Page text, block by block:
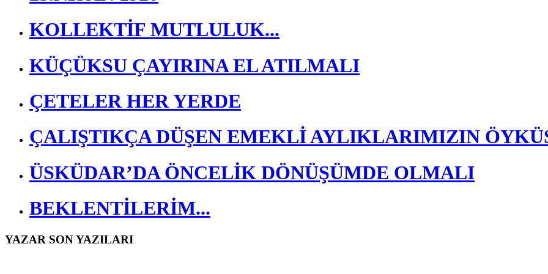
KOLLEKTİF MUTLULUK...
KÜÇÜKSU ÇAYIRINA EL ATILMALI
ÇETELER HER YERDE
ÇALIŞTIKÇA DÜŞEN EMEKLİ AYLIKLARIMIZIN
ÜSKÜDAR’DA ÖNCELİK DÖNÜŞÜMDE OLMALI
BEKLENTİLERİM...
YAZAR SON YAZILARI